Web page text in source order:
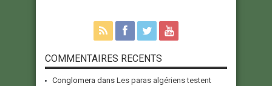
COMMENTAIRES RECENTS
Conglomera dans Les paras algériens testent